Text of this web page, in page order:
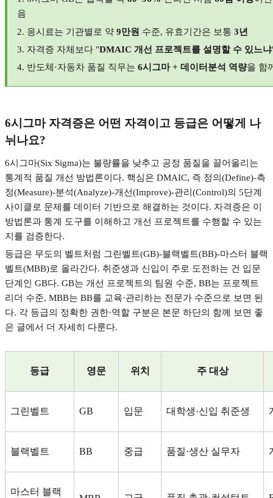
음
2. 응시료는 기관별로 약 9만원 수준, 유효기간은 보통 3년
3. 자격증 자체보다 "DMAIC 개선 프로젝트를 설명할 수 있느냐
4. 반도체 ·자동차 품질 직무는 6시그마+ 데이터분석 역량을 함
6시그마 자격증은 어떤 자격이고 등급은 어떻게 나
뉘나요?
6시그마(Six Sigma)는 불량률을 낮추고 공정 품질을 끌어올리는
통계적 품질 개선 방법론이다. 핵심은 DMAIC, 즉 정의 (Define)-측
정(Measure)-분석(Analyze)-개선(Improve)-관리 (Control)의 5단계
사이클로 문제를 데이터 기반으로 해결하는 것이다. 자격증은 이
방법론과 통계 도구를 이해하고 개선 프로젝트를 수행할 수 있는
지를 검증한다.
등급은 무도의 벨트처럼 그린벨트(GB)-블랙벨트(BB)-마스터 블랙
벨트(MBB)로 올라간다. 취준생과 신입이 주로 도전하는 건 입문
단계인
GB다. GB는 개선 프로젝트의 팀원 수준, BB는 프로젝트
리더 수준, MBB는 BB를 교육·관리하는 전문가 수준으로 보면 된
다. 각 등급의 정확한 권한·역할 구분은 본문 하단의 함께 보면 좋
은 글에서 더 자세히 다룬다.
등급 영문 위치 주 대상
그린벨트 GB 입문 대학생·신입 취준생
블랙벨트 BB 중급 품질·생산 실무자
마스터 블랙